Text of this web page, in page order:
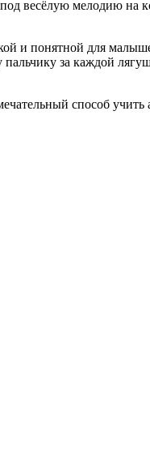
весёлую мелодию на
и понятной для
за каждой
способ